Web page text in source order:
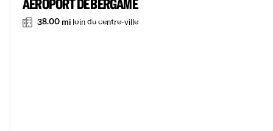
AÉROPORT DE BERGAME
38.00 mi loin du centre-ville